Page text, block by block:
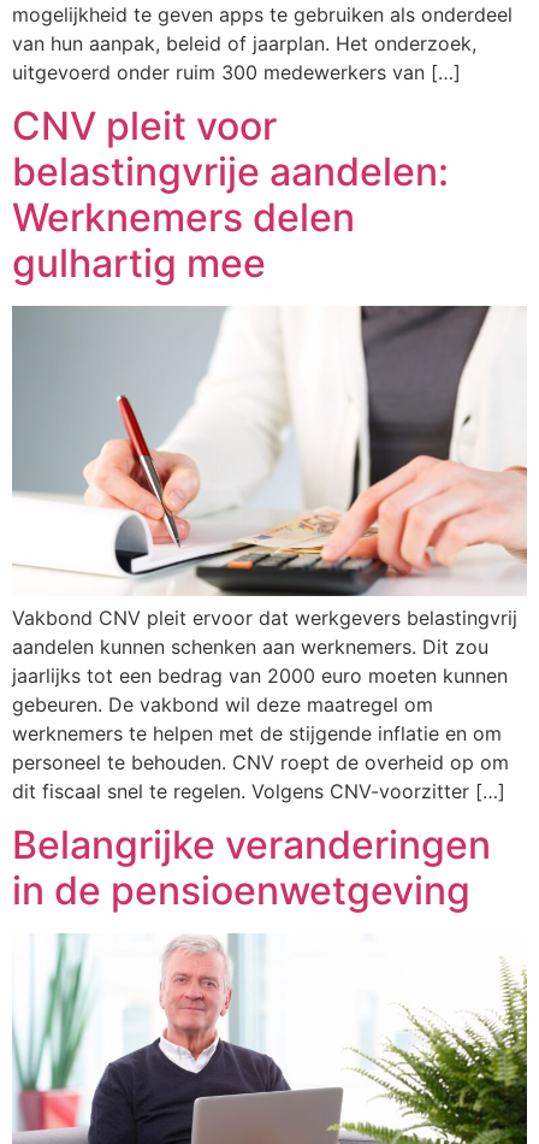
mogelijkheid te geven apps te gebruiken als onderdeel
van hun aanpak, beleid of jaarplan. Het onderzoek,
uitgevoerd onder ruim 300 medewerkers van […]
CNV pleit voor
belastingvrije aandelen:
Werknemers delen
gulhartig mee
Vakbond CNV pleit ervoor dat werkgevers belastingvrij
aandelen kunnen schenken aan werknemers. Dit zou
jaarlijks tot een bedrag van 2000 euro moeten kunnen
gebeuren. De vakbond wil deze maatregel om
werknemers te helpen met de stijgende inflatie en om
personeel te behouden. CNV roept de overheid op om
dit fiscaal snel te regelen. Volgens CNV-voorzitter […]
Belangrijke veranderingen
in de pensioenwetgeving